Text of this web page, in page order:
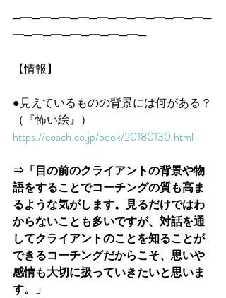
─━─━─━─━─━─━─━─━─━─━─
━─━─━─━─━─━─━─
【情報】
●見えているものの背景には何がある？
（『怖い絵』）
https://coach.co.jp/book/20180130.html
⇒「目の前のクライアントの背景や物
語をすることでコーチングの質も高ま
るような気がします。見るだけではわ
からないことも多いですが、対話を通
してクライアントのことを知ることが
できるコーチングだからこそ、思いや
感情も大切に扱っていきたいと思いま
す。」